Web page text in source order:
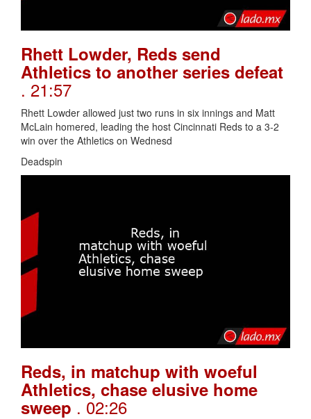
Rhett Lowder, Reds send
Athletics to another series defeat
. 21:57
Rhett Lowder allowed just two runs in six innings and Matt
McLain homered, leading the host Cincinnati Reds to a 3-2
win over the Athletics on Wednesd
Deadspin
Reds, in matchup with woeful
Athletics, chase elusive home
sweep . 02:26